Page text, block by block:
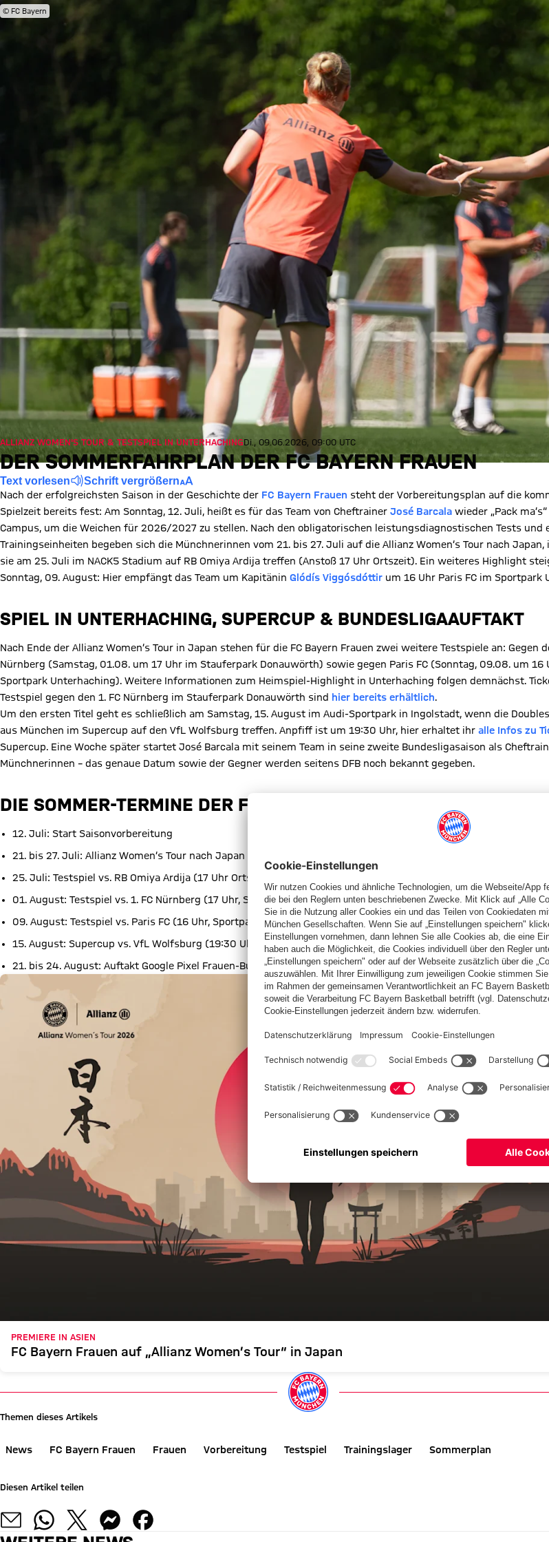
© FC Bayern
ALLIANZ WOMEN'S TOUR & TESTSPIEL IN UNTERHACHINGDi., 09.06.2026, 09:00 UTC
DER SOMMERFAHRPLAN DER FC BAYERN FRAUEN
Text vorlesen Schrift vergrößern
Nach der erfolgreichsten Saison in der Geschichte der FC Bayern Frauen steht der Vorbereitungsplan auf die
Spielzeit bereits fest: Am Sonntag, 12. Juli, heißt es für das Team von Cheftrainer José Barcala wieder „Pack
Campus, um die Weichen für 2026/2027 zu stellen. Nach den obligatorischen leistungsdiagnostischen Tests und
Trainingseinheiten begeben sich die Münchnerinnen vom 21. bis 27. Juli auf die Allianz Women‘s Tour nach Japan,
sie am 25. Juli im NACK5 Stadium auf RB Omiya Ardija treffen (Anstoß 17 Uhr Ortszeit). Ein weiteres Highlight
Sonntag, 09. August: Hier empfängt das Team um Kapitänin Glódís Viggósdóttir um 16 Uhr Paris FC im Sportpark
SPIEL IN UNTERHACHING, SUPERCUP & BUNDESLIGAAUFTAKT
Nach Ende der Allianz Women‘s Tour in Japan stehen für die FC Bayern Frauen zwei weitere Testspiele an: Gegen
Nürnberg (Samstag, 01.08. um 17 Uhr im Stauferpark Donauwörth) sowie gegen Paris FC (Sonntag, 09.08. um 16
Sportpark Unterhaching). Weitere Informationen zum Heimspiel-Highlight in Unterhaching folgen demnächst.
Testspiel gegen den 1. FC Nürnberg im Stauferpark Donauwörth sind hier bereits erhältlich.
Um den ersten Titel geht es schließlich am Samstag, 15. August im Audi-Sportpark in Ingolstadt, wenn die
aus München im Supercup auf den VfL Wolfsburg treffen. Anpfiff ist um 19:30 Uhr, hier erhaltet ihr alle Infos zu
Supercup. Eine Woche später startet José Barcala mit seinem Team in seine zweite Bundesligasaison als
Münchnerinnen – das genaue Datum sowie der Gegner werden seitens DFB noch bekannt gegeben.
DIE SOMMER-TERMINE DER FCB-FRAUEN IM ÜBERBLICK:
12. Juli: Start Saisonvorbereitung
21. bis 27. Juli: Allianz Women‘s Tour nach Japan
25. Juli: Testspiel vs. RB Omiya Ardija (17 Uhr Ortszeit, Nack5 Stadium)
01. August: Testspiel vs. 1. FC Nürnberg (17 Uhr, Stauferpark Donauwörth)
09. August: Testspiel vs. Paris FC (16 Uhr, Sportpark Unterhaching)
15. August: Supercup vs. VfL Wolfsburg (19:30 Uhr, Audi-Sportpark Ingolstadt)
21. bis 24. August: Auftakt Google Pixel Frauen-Bundesliga
PREMIERE IN ASIEN
FC Bayern Frauen auf „Allianz Women’s Tour“ in Japan
Themen dieses Artikels
News FC Bayern Frauen Frauen Vorbereitung Testspiel Trainingslager Sommerplan
Diesen Artikel teilen